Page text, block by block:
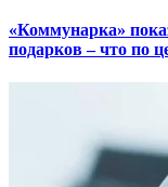
«Коммунарка»
подарков – что по